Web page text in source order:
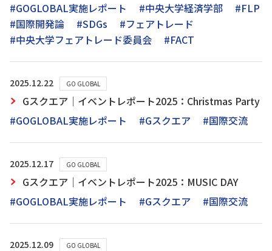
#GOGLOBAL実施レポート
#中央大学経済学部
#FLP
#国際開発論
#SDGs
#フェアトレード
#中央大学フェアトレード委員会
#FACT
2025.12.22 GO GLOBAL
Gスクエア｜イベントレポート2025：Christmas Party
#GOGLOBAL実施レポート
#Gスクエア #国際交流
2025.12.17 GO GLOBAL
Gスクエア｜イベントレポート2025：MUSIC DAY
#GOGLOBAL実施レポート
#Gスクエア #国際交流
2025.12.09 GO GLOBAL